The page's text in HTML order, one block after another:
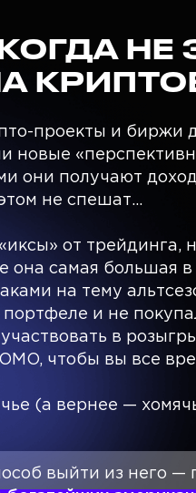
НЕ
проекты и биржи
новые
они получают доход
не спешат…
от трейдинга,
она самая большая
на тему
и не
в
чтобы вы все
(а вернее —
выйти из него —